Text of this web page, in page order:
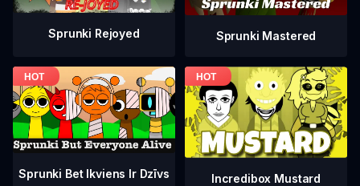
Sprunki Rejoyed Sprunki Mastered
Sprunki Bet Ikviens Ir Dzīvs Incredibox Mustard